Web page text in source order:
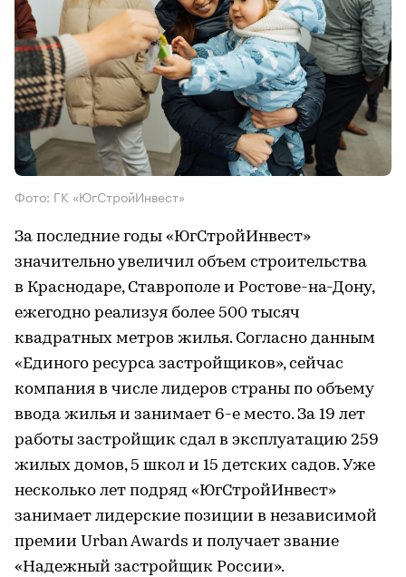
Фото: ГК «ЮгСтройИнвест»
За последние годы «ЮгСтройИнвест»
значительно увеличил объем строительства
в Краснодаре, Ставрополе и Ростове-на-Дону,
ежегодно реализуя более 500 тысяч
квадратных метров жилья. Согласно данным
«Единого ресурса застройщиков», сейчас
компания в числе лидеров страны по объему
ввода жилья и занимает 6-е место. За 19 лет
работы застройщик сдал в эксплуатацию 259
жилых домов, 5 школ и 15 детских садов. Уже
несколько лет подряд «ЮгСтройИнвест»
занимает лидерские позиции в независимой
премии Urban Awards и получает звание
«Надежный застройщик России».